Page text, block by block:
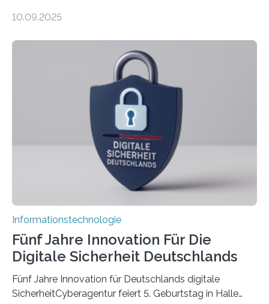
sich CAVECORE – ein neues Marie Skłodowska-Curie
koordiniert wird. Ab dem 1. September werden sich
über einen Zeitraum von vier Jahren insgesamt 15
Promovierende im Rahmen von CAVECORE mit
kognitiven Robotern beschäftigen – also mit Robotern,
die mittels Sensoren ihre Umgebung erfassen,
Informationen verarbeiten und häufig auch mit…
10.09.2025
Informationstechnologie
Fünf Jahre Innovation Für Die
Digitale Sicherheit Deutschlands
Fünf Jahre Innovation für Deutschlands digitale
SicherheitCyberagentur feiert 5. Geburtstag in Halle